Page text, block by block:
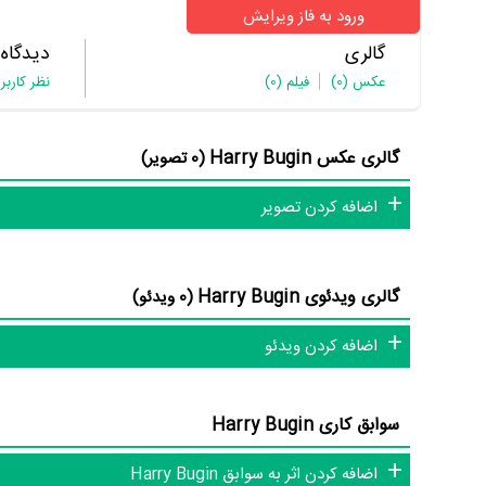
ورود به فاز ویرایش
گالری
عکس (0) فیلم (0)
دیدگاه
نظر
گالری عکس Harry Bugin
(0 تصویر)
اضافه کردن تصویر
گالری ویدئوی Harry Bugin
(0 ویدئو)
اضافه کردن ویدئو
سوابق کاری Harry Bugin
اضافه کردن اثر به سوابق Harry Bugin